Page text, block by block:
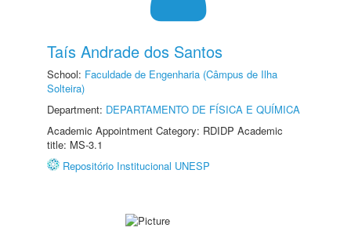
Taís Andrade dos Santos
School: Faculdade de Engenharia (Câmpus de Ilha
Solteira)
Department: DEPARTAMENTO DE FÍSICA E QUÍMICA
Academic Appointment Category: RDIDP Academic
title: MS-3.1
Repositório Institucional UNESP